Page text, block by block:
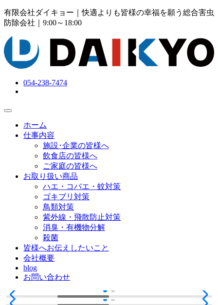
有限会社ダイキョー｜快適よりも皆様の幸福を願う総合害虫
防除会社 ｜9:00～18:00
054-238-7474
ホーム
仕事内容
施設･企業の皆様へ
飲食店の皆様へ
ご家庭の皆様へ
お取り扱い商品
ハエ・コバエ・蚊対策
ゴキブリ対策
鳥類対策
紫外線・飛散防止対策
消臭・有機物分解
殺菌
皆様へお伝えしたいこと
会社概要
blog
お問い合わせ